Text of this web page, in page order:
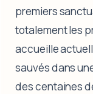
premiers
totalement les
accueille
sauvés dans
des centaines